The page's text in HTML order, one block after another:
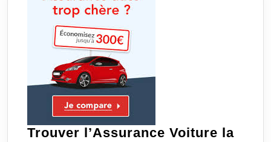
Trouver l’Assurance Voiture la